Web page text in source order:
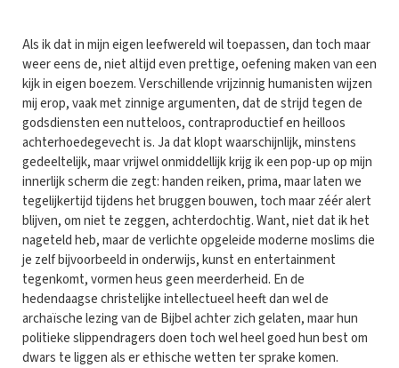
Als ik dat in mijn eigen leefwereld wil toepassen, dan toch maar
weer eens de, niet altijd even prettige, oefening maken van een
kijk in eigen boezem. Verschillende vrijzinnig humanisten wijzen
mij erop, vaak met zinnige argumenten, dat de strijd tegen de
godsdiensten een nutteloos, contraproductief en heilloos
achterhoedegevecht is. Ja dat klopt waarschijnlijk, minstens
gedeeltelijk, maar vrijwel onmiddellijk krijg ik een pop-up op mijn
innerlijk scherm die zegt: handen reiken, prima, maar laten we
tegelijkertijd tijdens het bruggen bouwen, toch maar zéér alert
blijven, om niet te zeggen, achterdochtig. Want, niet dat ik het
nageteld heb, maar de verlichte opgeleide moderne moslims die
je zelf bijvoorbeeld in onderwijs, kunst en entertainment
tegenkomt, vormen heus geen meerderheid. En de
hedendaagse christelijke intellectueel heeft dan wel de
archaïsche lezing van de Bijbel achter zich gelaten, maar hun
politieke slippendragers doen toch wel heel goed hun best om
dwars te liggen als er ethische wetten ter sprake komen.